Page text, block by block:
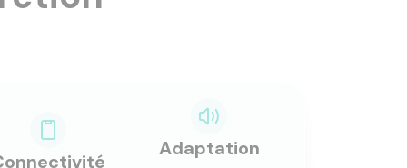
Connectivité
Adaptation
auditive